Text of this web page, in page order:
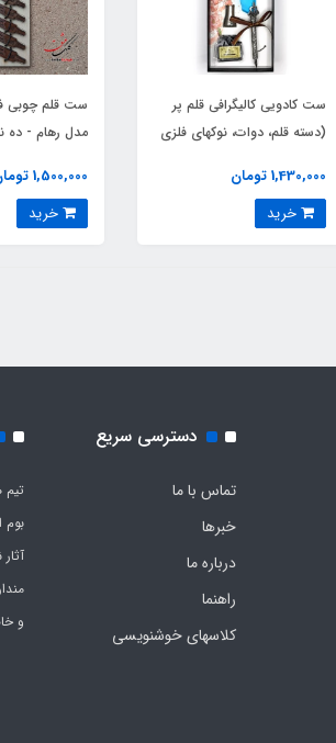
ست کادویی کالیگرافی قلم پر
(دسته قلم، دوات، نوکهای فلزی
1,430,000 تومان
ست قلم چوبی
مدل رهام - ده
1,500,000 تومان
خرید
دسترسی سریع
تماس با ما
خبرها
درباره ما
راهنما
کلاسهای خوشنویسی
تیم
و